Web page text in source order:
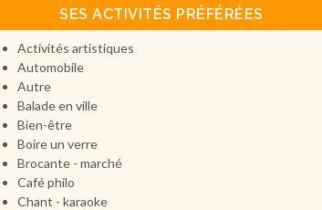
SES ACTIVITÉS PRÉFÉRÉES
Activités artistiques
Automobile
Autre
Balade en ville
Bien-être
Boire un verre
Brocante - marché
Café philo
Chant - karaoke